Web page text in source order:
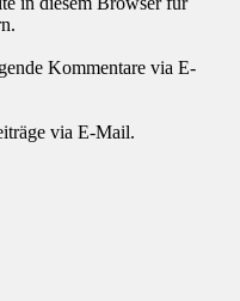
Kommentare via E-
via E-Mail.